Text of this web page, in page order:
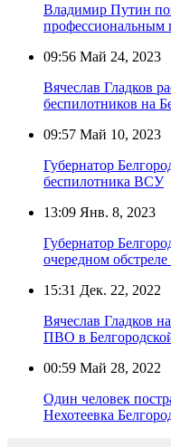
Владимир Путин
профессиональным
09:56 Май 24, 2023
Вячеслав Гладков
беспилотников на
09:57 Май 10, 2023
Губернатор
беспилотника ВСУ
13:09 Янв. 8, 2023
Губернатор
очередном
15:31 Дек. 22, 2022
Вячеслав Гладков
ПВО в
00:59 Май 28, 2022
Один человек
Нехотеевка